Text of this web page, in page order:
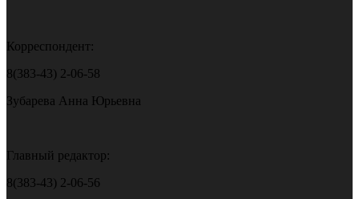
Корреспондент:
8(383-43) 2-06-58
Зубарева Анна Юрьевна
Главный редактор:
8(383-43) 2-06-56